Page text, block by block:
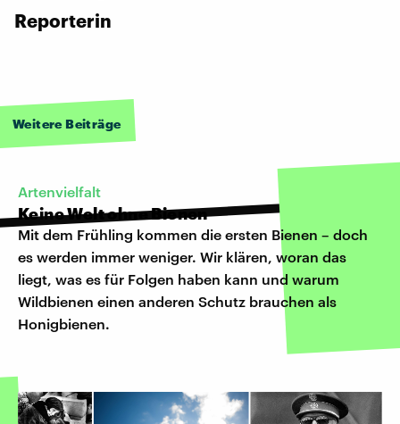
Reporterin
Weitere Beiträge
Artenvielfalt
Keine Welt ohne Bienen
Mit dem Frühling kommen die ersten Bienen – doch
es werden immer weniger. Wir klären, woran das
liegt, was es für Folgen haben kann und warum
Wildbienen einen anderen Schutz brauchen als
Honigbienen.